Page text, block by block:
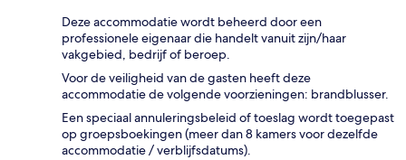
Deze accommodatie wordt beheerd door een
professionele eigenaar die handelt vanuit zijn/haar
vakgebied, bedrijf of beroep.
Voor de veiligheid van de gasten heeft deze
accommodatie de volgende voorzieningen: brandblusser.
Een speciaal annuleringsbeleid of toeslag wordt toegepast
op groepsboekingen (meer dan 8 kamers voor dezelfde
accommodatie / verblijfsdatums).